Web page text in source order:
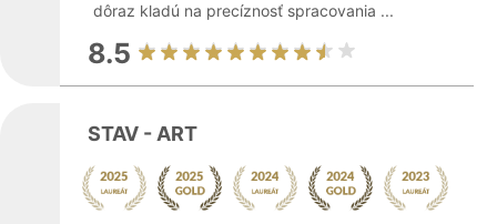
dôraz kladú na precíznosť spracovania ...
8.5
STAV - ART